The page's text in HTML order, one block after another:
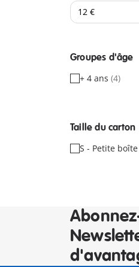
Groupes d'âge
+ 4 ans (4)
Taille du carton
S - Petite boîte